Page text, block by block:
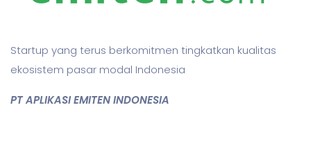
Startup yang terus berkomitmen tingkatkan kualitas
ekosistem pasar modal Indonesia
PT APLIKASI EMITEN INDONESIA